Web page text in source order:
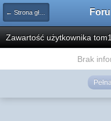
← Strona główna
Zawartość użytkownika
Brak